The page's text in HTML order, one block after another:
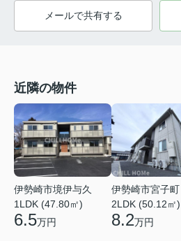
メールで共有する
近隣の物件
伊勢崎市境伊与久
1LDK (47.80㎡)
6.5万円
伊勢崎市宮子町
2LDK (50.12㎡)
8.2万円